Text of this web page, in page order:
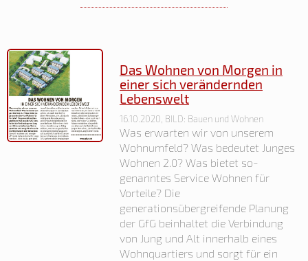
Das Wohnen von Morgen in
einer sich verändernden
Lebenswelt
16.10.2020, BILD: Bauen und Wohnen
Was erwarten wir von unserem
Wohnumfeld? Was bedeutet Junges
Wohnen 2.0? Was bietet so-
genanntes Service Wohnen für
Vorteile? Die
generationsübergreifende Planung
der GfG beinhaltet die Verbindung
von Jung und Alt innerhalb eines
Wohnquartiers und sorgt für ein